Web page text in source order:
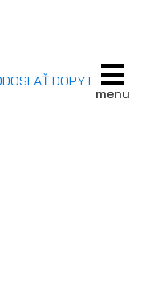
DOPYT
menu